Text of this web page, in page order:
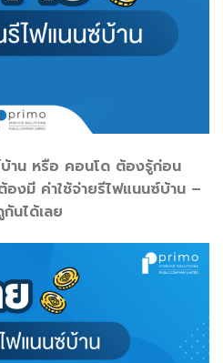
าน หรือ คอนโด ต้องรู้ก่อน
องมี ค่าใช้จ่ายรีไฟแนนซ์บ้าน –
นได้เลย